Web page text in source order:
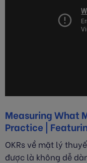
Measuring What
Practice |
OKRs về mặt lý
được là không dễ